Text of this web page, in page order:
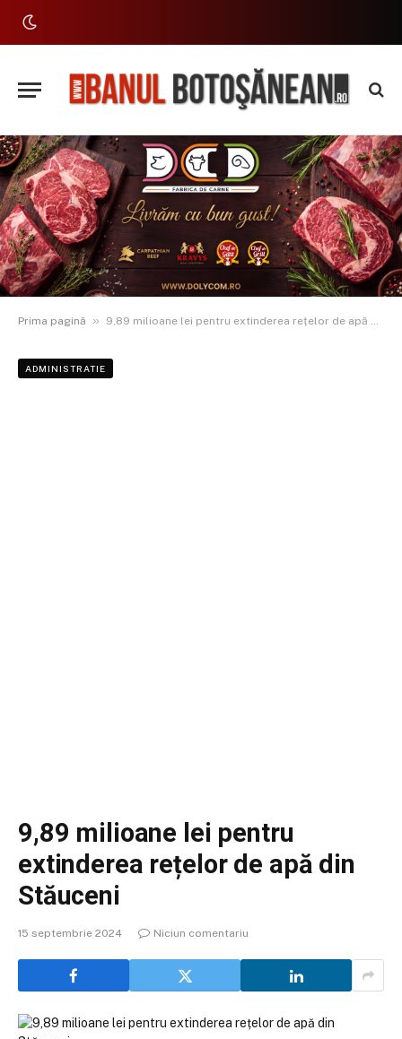
Prima pagină » 9,89 milioane lei pentru extinderea rețelor de apă din Stăuceni
ADMINISTRATIE
9,89 milioane lei pentru
extinderea rețelor de apă din
Stăuceni
15 septembrie 2024 Niciun comentariu